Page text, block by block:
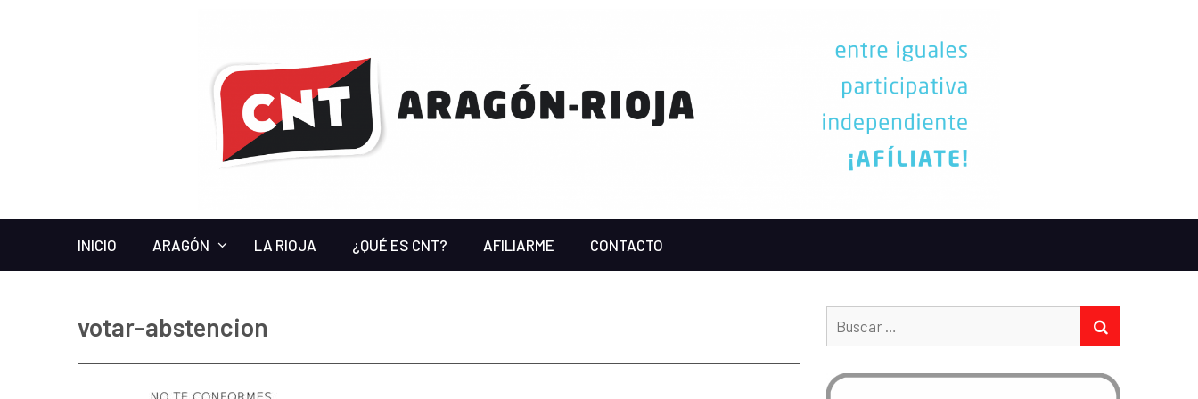
INICIO ARAGÓN LA RIOJA ¿QUÉ ES CNT? AFILIARME CONTACTO
votar-abstencion Buscar: